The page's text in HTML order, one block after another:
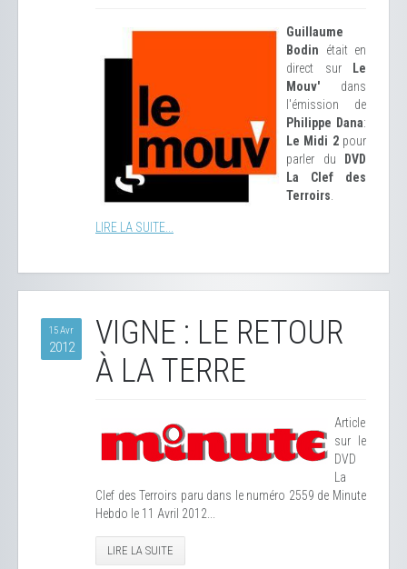
Guillaume
Bodin était en
direct sur
Le
Mouv' dans
l'émission de
Philippe Dana:
Le Midi 2pour
parler du
DVD
La Clef des
Terroirs
LIRE LA SUITE...
15 Avr
2012
VIGNE : LE RETOUR
À LA TERRE
Article
sur le
DVD
La
Clef des Terroirs paru dans le numéro 2559 de Minute
Hebdo le 11 Avril 2012...
LIRE LA SUITE